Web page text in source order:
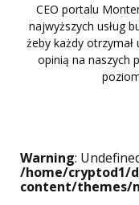
CEO portalu
najwyższych usług
żeby każdy
opinią na naszych
Warning:
/home/cryptod1/
content/themes/